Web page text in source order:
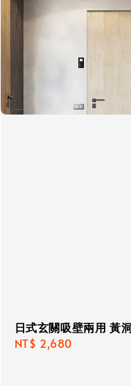
日式玄關吸壁兩用 黃
Regular
NT$ 2,680